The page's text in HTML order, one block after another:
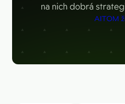
O nás
na nich dobrá
AITOM